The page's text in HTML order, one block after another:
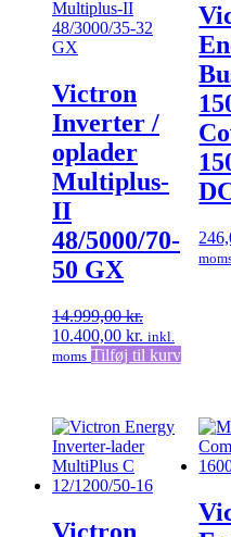
Victron
Inverter /
oplader
Multiplus-
II
48/5000/70-
50 GX
14.999,00kr.
Den
oprindelige
10.400,00 kr. Den
aktuelle
inkl.
moms Tilføj til kurv
Victron